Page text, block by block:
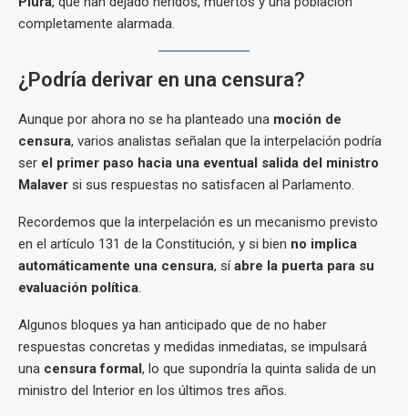
completamente alarmada.
¿Podría derivar en una censura?
Aunque por ahora no se ha planteado una moción de
censura, varios analistas señalan que la interpelación podría
ser el primer paso hacia una eventual salida del ministro
Malaver si sus respuestas no satisfacen al Parlamento.
Recordemos que la interpelación es un mecanismo previsto
en el artículo 131 de la Constitución, y si bien no implica
automáticamente una censura, síabre la puerta para su
evaluación política.
Algunos bloques ya han anticipado que de no haber
respuestas concretas y medidas inmediatas, se impulsará
una censura formal, lo que supondría la quinta salida de un
ministro del Interior en los últimos tres años.